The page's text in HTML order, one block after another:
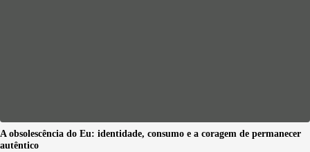
A obsolescência do Eu: identidade, consumo e a coragem de permanecer
autêntico